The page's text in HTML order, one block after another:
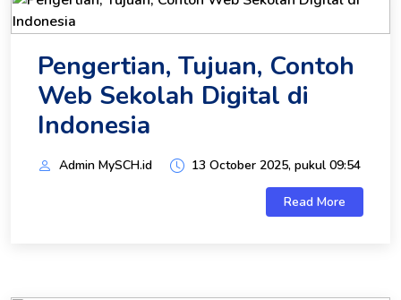
Pengertian, Tujuan, Contoh
Web Sekolah Digital di
Indonesia
Admin MySCH.id 13 October 2025, pukul 09:54
Read More